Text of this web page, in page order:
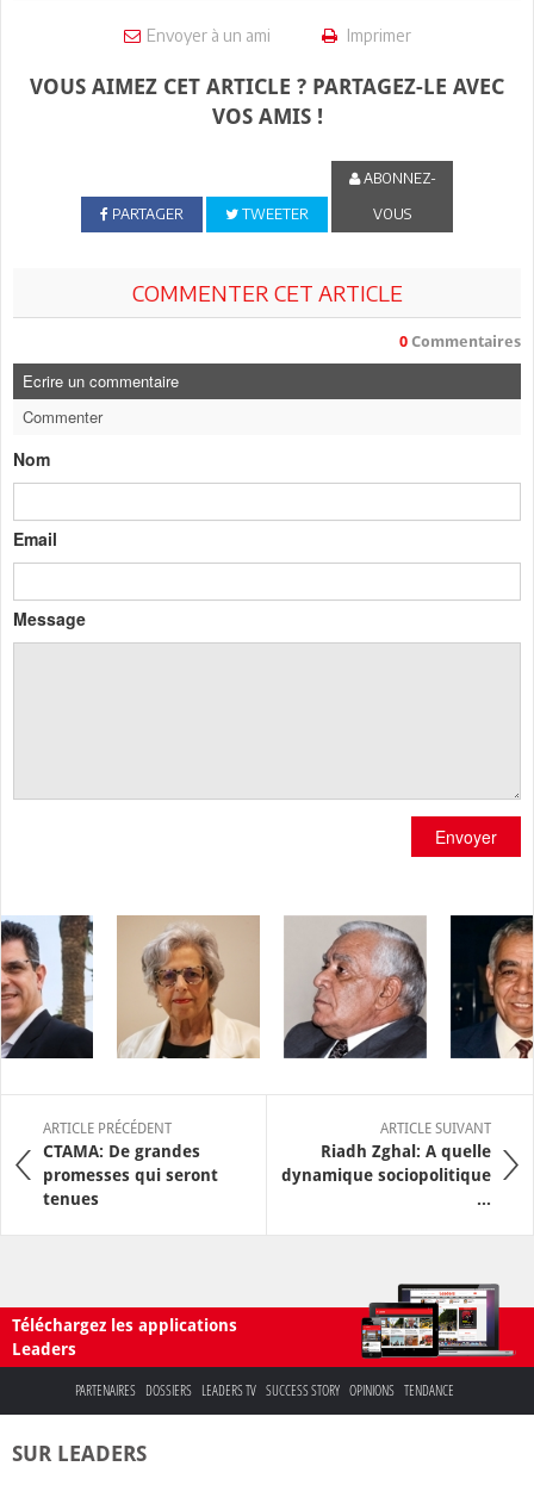
Envoyer à un ami Imprimer
VOUS AIMEZ CET ARTICLE ? PARTAGEZ-LE AVEC
VOS AMIS !
PARTAGER TWEETER
ABONNEZ-
VOUS
COMMENTER CET ARTICLE
0 Commentaires
Ecrire un commentaire
Commenter
Nom
Email
Message
Envoyer
ARTICLE PRÉCÉDENT
CTAMA: De grandes
promesses qui seront
tenues
ARTICLE SUIVANT
Riadh Zghal: A quelle
dynamique sociopolitique
...
Téléchargez les applications
Leaders
PARTENAIRES DOSSIERS LEADERS TV SUCCESS STORY OPINIONS TENDANCE
SUR LEADERS